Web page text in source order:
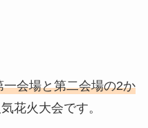
一会場と第二会場の2か
花火大会です。